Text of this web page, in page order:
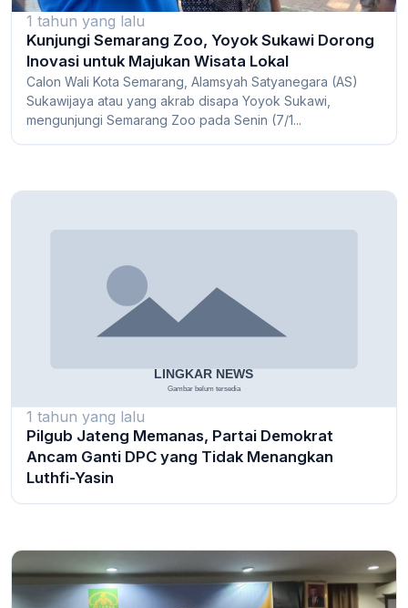
1 tahun yang lalu
Kunjungi Semarang Zoo, Yoyok Sukawi Dorong
Inovasi untuk Majukan Wisata Lokal
Calon Wali Kota Semarang, Alamsyah Satyanegara (AS)
Sukawijaya atau yang akrab disapa Yoyok Sukawi,
mengunjungi Semarang Zoo pada Senin (7/1...
1 tahun yang lalu
Pilgub Jateng Memanas, Partai Demokrat
Ancam Ganti DPC yang Tidak Menangkan
Luthfi-Yasin